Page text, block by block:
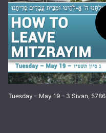
Tuesday – May 19 – 3 Sivan, 5786